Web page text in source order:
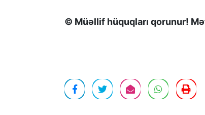
© Müəllif hüquqları qorunur!